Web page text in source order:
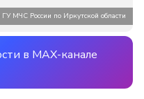
МЧС России по Иркутской области
в MAX-канале